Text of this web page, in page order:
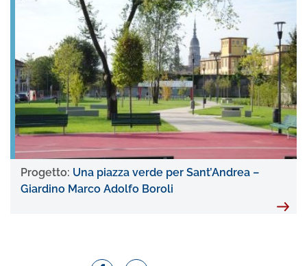
Progetto: Una piazza verde per Sant’Andrea –
Giardino Marco Adolfo Boroli